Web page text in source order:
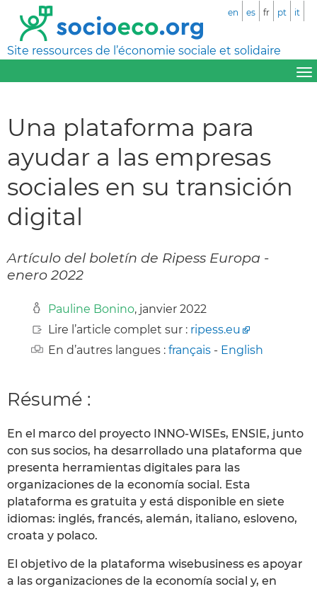
Site ressources de l’économie sociale et solidaire
en es fr pt it
Una plataforma para
ayudar a las empresas
sociales en su transición
digital
Artículo del boletín de Ripess Europa -
enero 2022
Pauline Bonino, janvier 2022
Lire l’article complet sur : ripess.eu
En d’autres langues : français - English
Résumé :
En el marco del proyecto INNO-WISEs, ENSIE, junto
con sus socios, ha desarrollado una plataforma que
presenta herramientas digitales para las
organizaciones de la economía social. Esta
plataforma es gratuita y está disponible en siete
idiomas: inglés, francés, alemán, italiano, esloveno,
croata y polaco.
El objetivo de la plataforma wisebusiness es apoyar
a las organizaciones de la economía social y, en